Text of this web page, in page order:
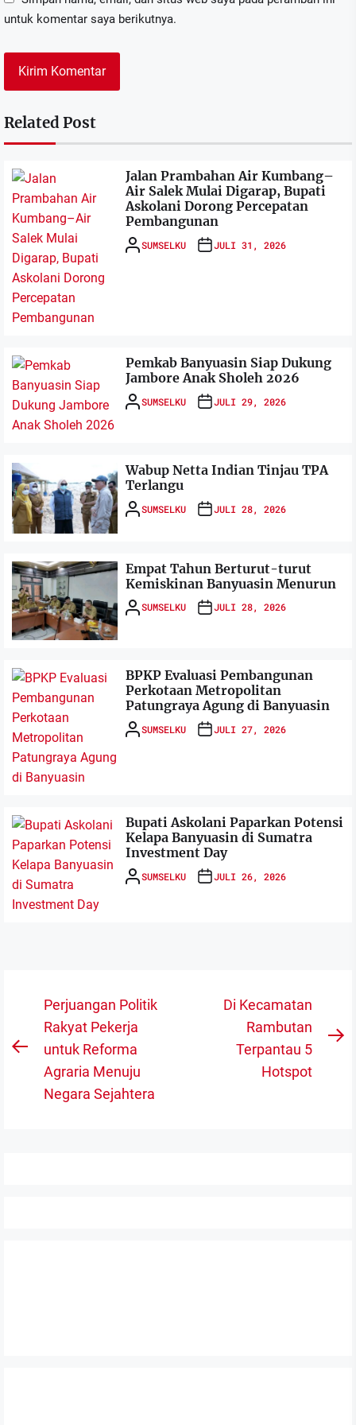
untuk komentar saya berikutnya.
Related Post
Jalan Prambahan Air Kumbang–
Air Salek Mulai Digarap, Bupati
Askolani Dorong Percepatan
Pembangunan
SUMSELKU JULI 31, 2026
Pemkab Banyuasin Siap Dukung
Jambore Anak Sholeh 2026
SUMSELKU JULI 29, 2026
Wabup Netta Indian Tinjau TPA
Terlangu
SUMSELKU JULI 28, 2026
Empat Tahun Berturut-turut
Kemiskinan Banyuasin Menurun
SUMSELKU JULI 28, 2026
BPKP Evaluasi Pembangunan
Perkotaan Metropolitan
Patungraya Agung di Banyuasin
SUMSELKU JULI 27, 2026
Bupati Askolani Paparkan Potensi
Kelapa Banyuasin di Sumatra
Investment Day
SUMSELKU JULI 26, 2026
Navigasi
pos
Previous
Perjuangan Politik
Rakyat Pekerja
untuk Reforma
Agraria Menuju
Negara Sejahtera
Di Kecamatan
Rambutan
Terpantau 5
Hotspot